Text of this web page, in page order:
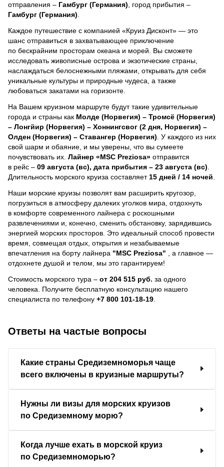
отправления – Гамбург (Германия) , город прибытия –
Гамбург (Германия)
Каждое путешествие с компанией «Круиз Дисконт» — это
шанс отправиться в захватывающее приключение
по бескрайним просторам океана и морей. Вы сможете
исследовать живописные острова и экзотические страны,
наслаждаться белоснежными пляжами, открывать для себя
уникальные культуры и природные чудеса, а также
любоваться закатами на горизонте.
На Вашем круизном маршруте будут такие удивительные
города и страны как Молде (Норвегия) – Тромсё (Норвегия)
– Лонгйир (Норвегия) – Хоннингсвог (2 дня, Норвегия) –
Олден (Норвегия) – Ставангер (Норвегия) . У каждого из них
свой шарм и обаяние, и мы уверены, что вы сумеете
почувствовать их. Лайнер «MSC Preziosa» отправится
в рейс – 09 августа (вс), дата прибытия – 23 августа (вс)
Длительность морского круиза составляет 15 дней / 14 ночей
Наши морские круизы позволят вам расширить кругозор,
погрузиться в атмосферу далеких уголков мира, отдохнуть
в комфорте современного лайнера с роскошными
развлечениями и, конечно, сменить обстановку, зарядившись
энергией морских просторов. Это идеальный способ провести
время, совмещая отдых, открытия и незабываемые
впечатления на борту лайнера "MSC Preziosa"
, a главное —
отдохнете душой и телом, мы это гарантируем!
Стоимость морского тура – от 204 515 руб. за одного
человека. Получите бесплатную консультацию нашего
специалиста по телефону +7 800 101-18-19
Ответы на частые вопросы
Какие страны Средиземноморья чаще
всего включены в круизные маршруты?
Нужны ли визы для морских круизов
по Средиземному морю?
Когда лучше ехать в морской круиз
по Средиземноморью?